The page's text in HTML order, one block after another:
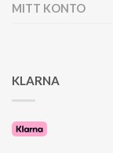
MITT KONTO
KLARNA